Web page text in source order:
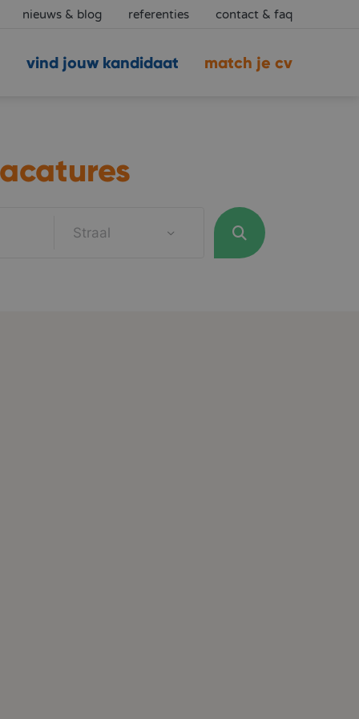
nieuws & blog referenties contact & faq
match je cv
vind jouw kandidaat
Straal